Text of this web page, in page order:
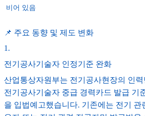
비어 있음
📌 주요 동향 및 제도 변화
1 .
전기공사기술자 인정기준 완화
산업통상자원부는 전기공사현장의 인
전기공사기술자 중급 경력카드 발급 기
을 입법예고했습니다. 기존에는 전기 관